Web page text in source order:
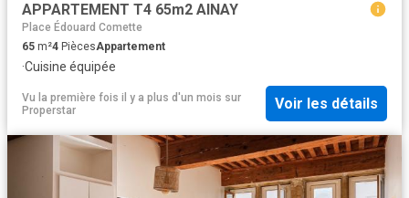
APPARTEMENT T4 65m2 AINAY
Place Édouard Comette
65 m²4 PiècesAppartement
·Cuisine équipée
Vu la première fois il y a plus d'un mois sur
Properstar
Voir les détails